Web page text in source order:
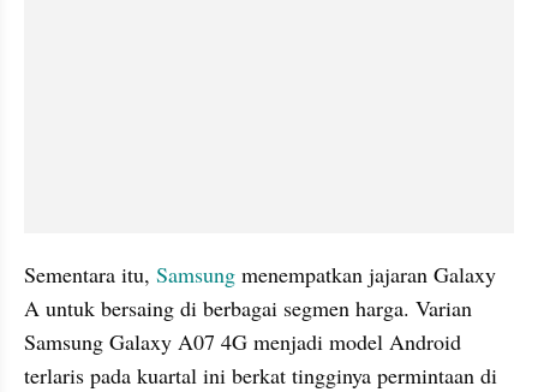
Sementara itu, Samsung menempatkan jajaran Galaxy
A untuk bersaing di berbagai segmen harga. Varian
Samsung Galaxy A07 4G menjadi model Android
terlaris pada kuartal ini berkat tingginya permintaan di